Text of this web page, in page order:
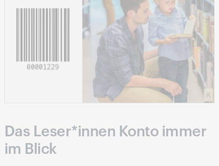
Das Leser*innen Konto immer
im Blick